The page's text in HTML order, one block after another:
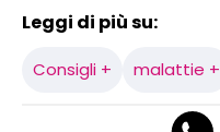
Leggi di più su:
Consigli + malattie +